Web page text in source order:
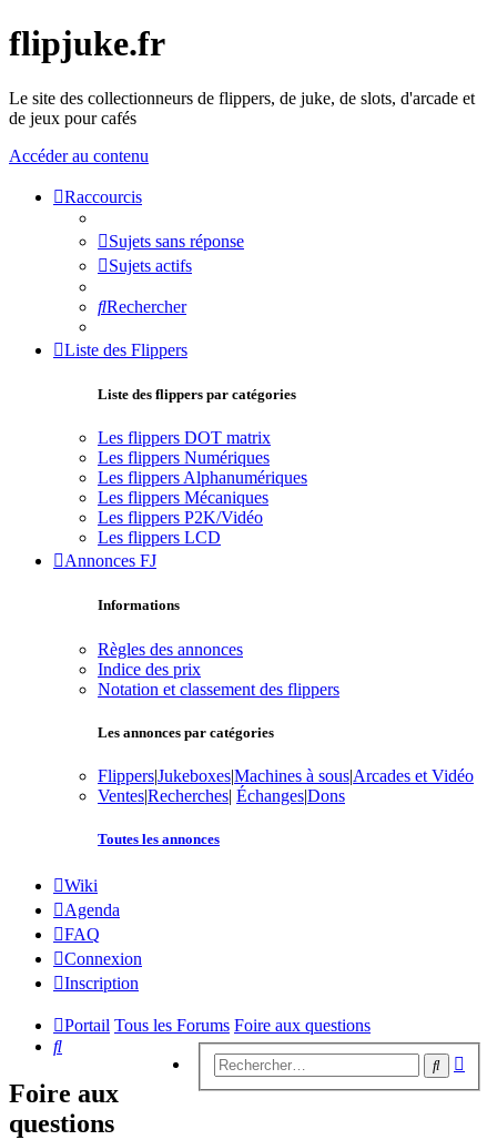
flipjuke.fr
Le site des collectionneurs de flippers, de juke, de slots, d'arcade et
de jeux pour cafés
Accéder au contenu
Raccourcis
Sujets sans réponse
Sujets actifs
Rechercher
Liste des Flippers
Liste des flippers par catégories
Les flippers DOT matrix
Les flippers Numériques
Les flippers Alphanumériques
Les flippers Mécaniques
Les flippers P2K/Vidéo
Les flippers LCD
Annonces FJ
Informations
Règles des annonces
Indice des prix
Notation et classement des flippers
Les annonces par catégories
Flippers|Jukeboxes|Machines à sous|Arcades et Vidéo
Ventes|Recherches| Échanges|Dons
Toutes les annonces
Wiki
Agenda
FAQ
Connexion
Inscription
Portail Tous les Forums Foire aux questions
Rechercher
Foire aux
questions